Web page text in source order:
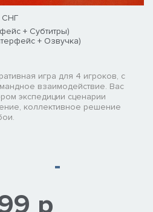
СНГ
+ Субтитры)
+ Озвучка)
игра для 4 игроков, с
взаимодействие. Вас
экспедиции сценарии
коллективное решение
р